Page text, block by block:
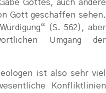
Gottes, auch andere
Gott geschaffen sehen.
(S. 562), aber
Umgang der
ist also sehr viel
Konfliktlinien